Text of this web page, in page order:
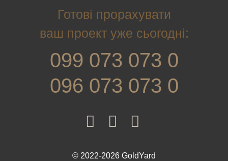
Готові прорахувати
ваш проект уже сьогодні:
099 073 073 0
096 073 073 0
© 2022-2026 GoldYard